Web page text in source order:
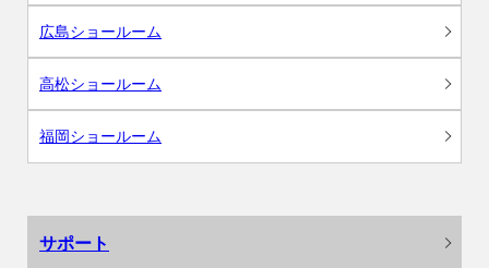
広島ショールーム
高松ショールーム
福岡ショールーム
サポート